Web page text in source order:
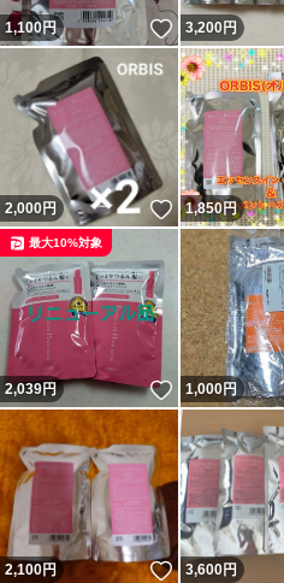
1,100円 いいね！
3,200円
2,000円 いいね！
1,850円
2,039円 いいね！
最大10%対象
1,000円
2,100円 いいね！
3,600円